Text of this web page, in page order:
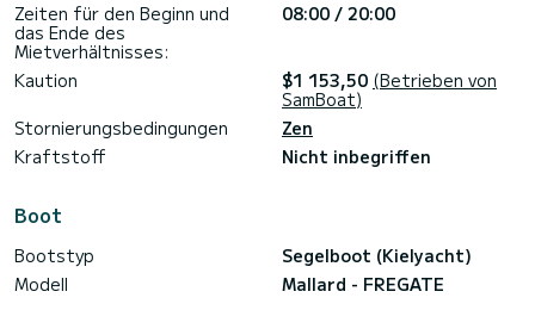
Zeiten für den Beginn und
das Ende des
Mietverhältnisses:
08:00 / 20:00
Kaution $1 153,50 (Betrieben von
SamBoat)
Stornierungsbedingungen
Zen
Kraftstoff
Nicht inbegriffen
Boot
Bootstyp
Segelboot (Kielyacht)
Modell
Mallard - FREGATE